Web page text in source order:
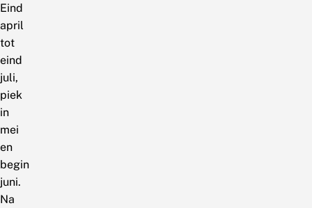
Eind
april
tot
eind
juli,
piek
in
mei
en
begin
juni.
Na